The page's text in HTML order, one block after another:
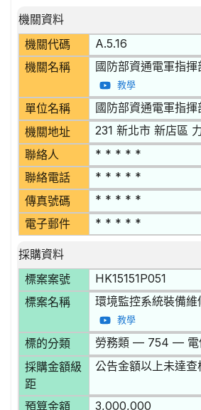
招標公告詳細內容
機關資料
機關代碼
A.5.16
機關名稱 國防部資通電軍指揮
教學
單位名稱 國防部資通電軍指揮
機關地址 231 新北市 新店區
聯絡人 * * * * *
聯絡電話 * * * * *
傳真號碼 * * * * *
電子郵件 * * * * *
採購資料
標案案號
HK15151P051
標案名稱 環境監控系統裝備維
教學
標的分類 勞務類 — 754 — 電
採購金額級
距
公告金額以上未達查
預算金額 3,000,000